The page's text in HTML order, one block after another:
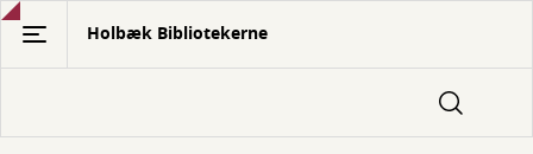
Gå
hovedindhold
Holbæk Bibliotekerne